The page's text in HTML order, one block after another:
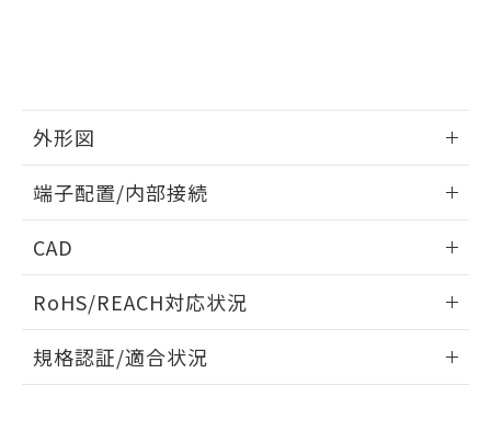
外形図
外形図
端子配置/内部接続
端子配置/内部接続
CAD
ドすることができます。
ログイン/会員登録
RoHS/REACH対応状況
G2R-1A-H DC12のRoHS対応状況については、営業部門もし
規格認証/適合状況
荷製品に未対応品が混在することから備考
欄に対応日を記載しておりました。
既に当社にて対応品への在庫切替を完了
していることから、特段のことがない限